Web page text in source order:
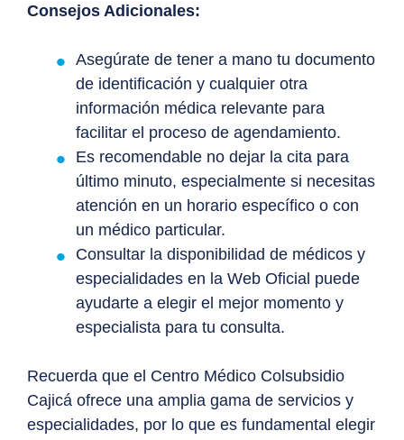
Consejos Adicionales:
Asegúrate de tener a mano tu documento
de identificación y cualquier otra
información médica relevante para
facilitar el proceso de agendamiento.
Es recomendable no dejar la cita para
último minuto, especialmente si necesitas
atención en un horario específico o con
un médico particular.
Consultar la disponibilidad de médicos y
especialidades en la Web Oficial puede
ayudarte a elegir el mejor momento y
especialista para tu consulta.
Recuerda que el Centro Médico Colsubsidio
Cajicá ofrece una amplia gama de servicios y
especialidades, por lo que es fundamental elegir